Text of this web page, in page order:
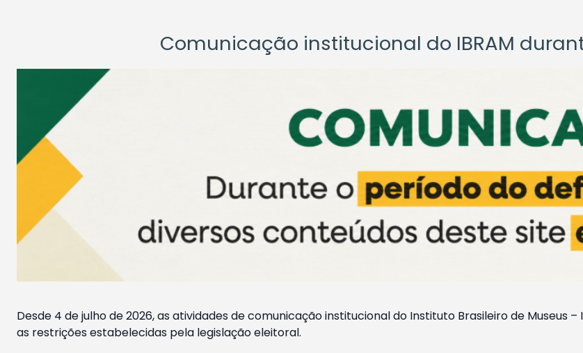
Comunicação institucional do IBRAM
Desde 4 de julho de 2026, as atividades de comunicação institucional do Instituto Brasileiro de Museus
as restrições estabelecidas pela legislação eleitoral.